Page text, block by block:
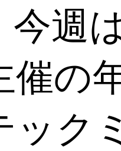
今週
催の
ック